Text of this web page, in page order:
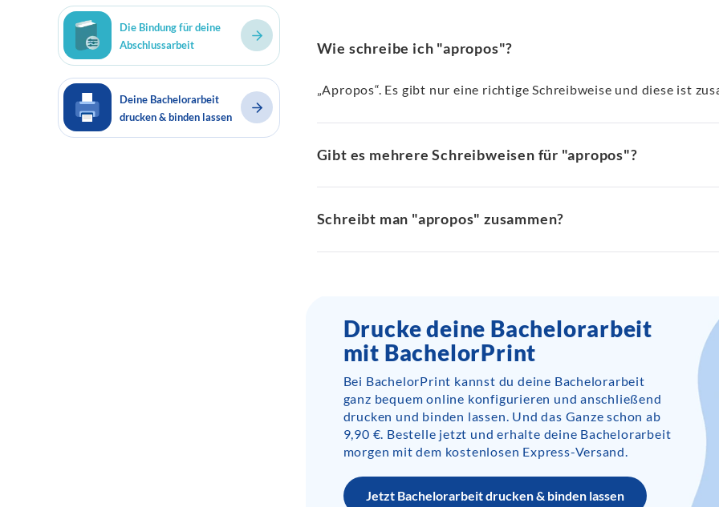
Die Bindung für deine
Abschlussarbeit
Deine Bachelorarbeit
drucken & binden lassen
Wie schreibe ich "apropos"?
„Apropos“. Es gibt nur eine richtige Schreibweise und diese ist
Gibt es mehrere Schreibweisen für "apropos"?
Schreibt man "apropos" zusammen?
Drucke deine Bachelorarbeit
mit BachelorPrint
Bei BachelorPrint kannst du deine Bachelorarbeit
ganz bequem online konfigurieren und anschließend
drucken und binden lassen. Und das Ganze schon ab
9,90 €. Bestelle jetzt und erhalte deine Bachelorarbeit
morgen mit dem kostenlosen Express-Versand.
Jetzt Bachelorarbeit drucken & binden lassen